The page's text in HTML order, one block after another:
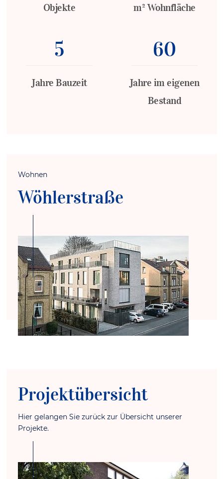
Objekte m² Wohnfläche
5
Jahre Bauzeit
60
Jahre im eigenen
Bestand
Wohnen
Wöhlerstraße
Projektübersicht
Hier gelangen Sie zurück zur Übersicht unserer
Projekte.